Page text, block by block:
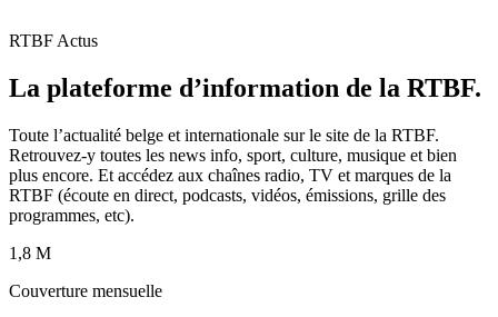
RTBF Actus
La plateforme d’information de la RTBF.
Toute l’actualité belge et internationale sur le site de la RTBF.
Retrouvez-y toutes les news info, sport, culture, musique et bien
plus encore. Et accédez aux chaînes radio, TV et marques de la
RTBF (écoute en direct, podcasts, vidéos, émissions, grille des
programmes, etc).
1,8 M
Couverture mensuelle